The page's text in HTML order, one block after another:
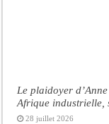
Le plaidoyer
Afrique industrielle,
28 juillet 2026